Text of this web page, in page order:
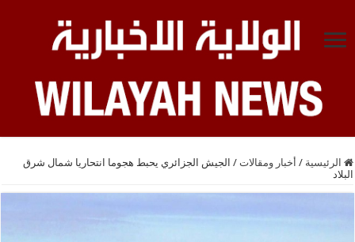
الرئيسية / أخبار ومقالات / الجيش الجزائري يحبط هجوما انتحاريا شمال شرق
البلاد